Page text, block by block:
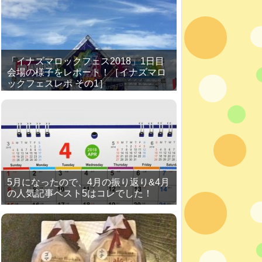
「イナズマロックフェス2018」1日目
会場の様子をレポート！［イナズマロ
ックフェスレポ その1］
5月になったので、4月の振り返り&4月
の人気記事ベスト5はコレでした！